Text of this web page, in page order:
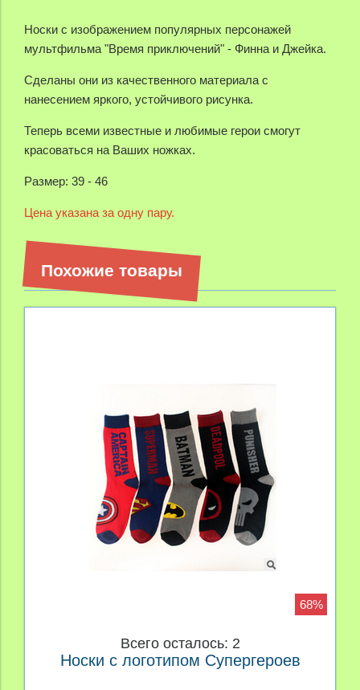
Носки с изображением популярных персонажей
мультфильма "Время приключений" - Финна и Джейка.
Сделаны они из качественного материала с
нанесением яркого, устойчивого рисунка.
Теперь всеми известные и любимые герои смогут
красоваться на Ваших ножках.
Размер: 39 - 46
Цена указана за одну пару.
Похожие товары
68%
Всего осталось: 2
Носки с логотипом Супергероев